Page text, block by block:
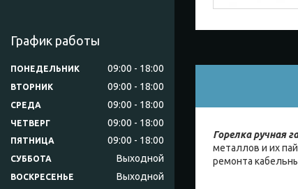
Горелка ручная
металлов и их
ремонта
График работы
ПОНЕДЕЛЬНИК 09:00 18:00
ВТОРНИК 09:00 18:00
СРЕДА 09:00 18:00
ЧЕТВЕРГ 09:00 18:00
ПЯТНИЦА 09:00 18:00
СУББОТА Выходной
ВОСКРЕСЕНЬЕ Выходной